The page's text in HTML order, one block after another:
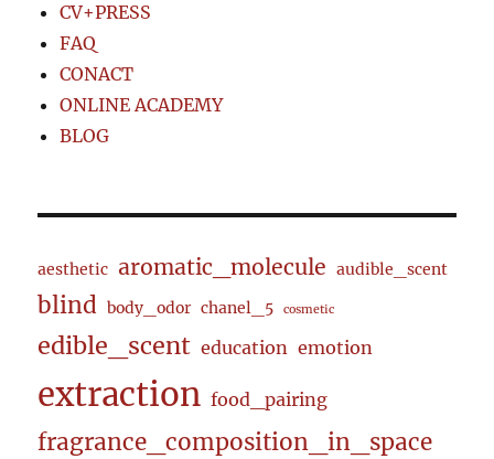
CV+PRESS
FAQ
CONACT
ONLINE ACADEMY
BLOG
aesthetic aromatic_molecule audible_scent
blind body_odor chanel_5 cosmetic
edible_scent education emotion
extraction food_pairing
fragrance_composition_in_space